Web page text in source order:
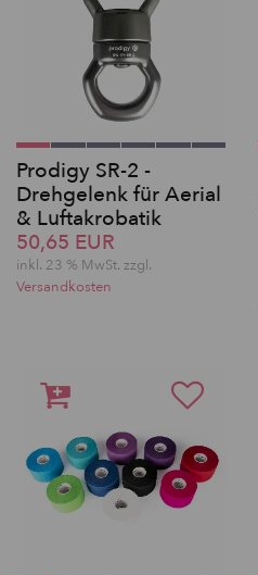
Prodigy SR-2 -
Drehgelenk für Aerial
& Luftakrobatik
50,65 EUR
inkl. 23 % MwSt. zzgl.
Versandkosten